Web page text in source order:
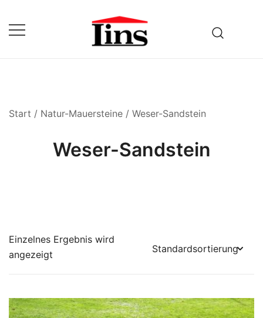
Inhalt
springen
Start / Natur-Mauersteine / Weser-Sandstein
Weser-Sandstein
Einzelnes Ergebnis wird
angezeigt